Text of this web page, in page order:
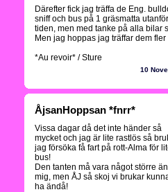
Därefter fick jag träffa de Eng.
sniff och bus på 1 gräsmatta
tiden, men med tanke på alla bilar
Men jag hoppas jag träffar dem
*Au revoir* / Sture
10
ÅjsanHoppsan *fnrr*
Vissa dagar då det inte händer så
mycket och jag är lite rastlös så
jag försöka få fart på rott-Alma för
bus!
Den tanten må vara något större än
mig, men ÅJ så skoj vi brukar
ha ändå!